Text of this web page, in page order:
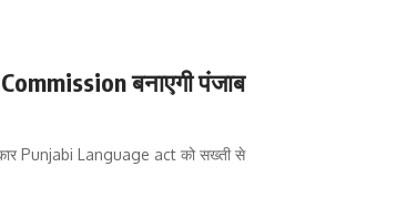
बनाएगी पंजाब
Punjabi Language act को सख्ती से